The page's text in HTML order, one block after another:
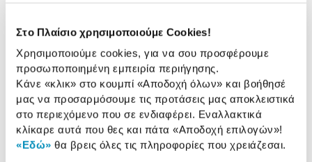
Στο Πλαίσιο χρησιμοποιούμε Cookies!
Χρησιμοποιούμε cookies, για να σου προσφέρουμε
προσωποποιημένη εμπειρία περιήγησης.
Κάνε «κλικ» στο κουμπί «Αποδοχή όλων» και βοήθησέ
μας να προσαρμόσουμε τις προτάσεις μας αποκλειστικά
στο περιεχόμενο που σε ενδιαφέρει. Εναλλακτικά
κλίκαρε αυτά που θες και πάτα «Αποδοχή επιλογών»!
«Εδώ» θα βρεις όλες τις πληροφορίες που χρειάζεσαι.
Αναλυτική
παρουσίαση
Αναλυτική παρουσίαση
Προδιαγραφές
προϊόντος
Χαρακτηριστικά